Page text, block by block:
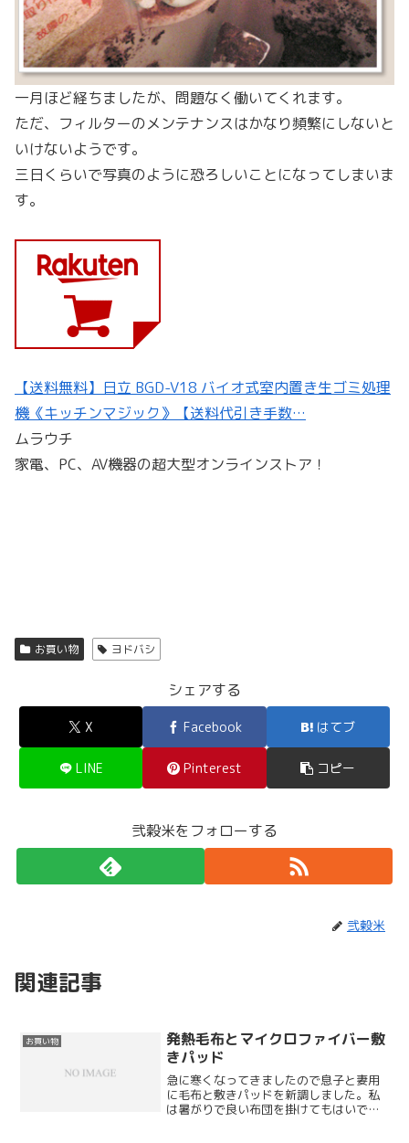
一月ほど経ちましたが、問題なく働いてくれます。
ただ、フィルターのメンテナンスはかなり頻繁にしないと
いけないようです。
三日くらいで写真のように恐ろしいことになってしまいま
す。
【送料無料】日立 BGD-V18 バイオ式室内置き生ゴミ処理
機《キッチンマジック》【送料代引き手数…
ムラウチ
家電、PC、AV機器の超大型オンラインストア！
お買い物 ヨドバシ
シェアする
X Facebook はてブ
LINE Pinterest コピー
弐穀米をフォローする
弐穀米
関連記事
お買い物
発熱毛布とマイクロファイバー敷
きパッド
急に寒くなってきましたので息子と妻用
に毛布と敷きパッドを新調しました。私
は暑がりで良い布団を掛けてもはいでし